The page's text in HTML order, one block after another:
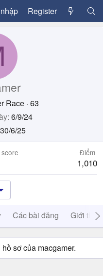
Register
Race · 63
6/9/24
30/6/25
Điểm
1,010
Các bài đăng Giới thiệu
sơ của macgamer.